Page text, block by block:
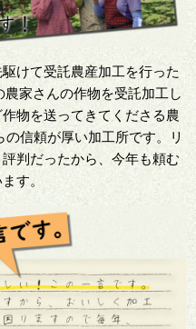
けて受託農産加工を行った
家さんの作物を受託加工し
物を送ってきてくださる農
信頼が厚い加工所です。リ
判だったから、今年も頼む
す。